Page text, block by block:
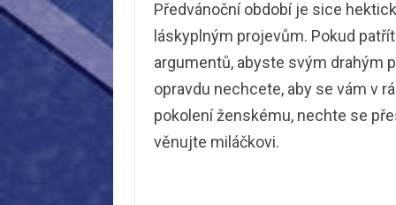
Předvánoční období je sice
láskyplným projevům. Pokud
argumentů, abyste svým drahým
opravdu nechcete, aby se vám v
pokolení ženskému, nechte se
věnujte miláčkovi.